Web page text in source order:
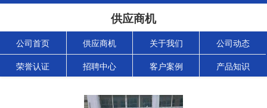
供应商机
公司首页 供应商机 关于我们 公司动态
荣誉认证 招聘中心 客户案例 产品知识